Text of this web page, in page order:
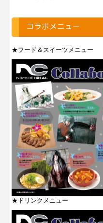
コラボメニュー
★フード＆スイーツメニュー
★ドリンクメニュー